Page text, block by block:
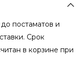
постаматов и
Срок
в корзине при